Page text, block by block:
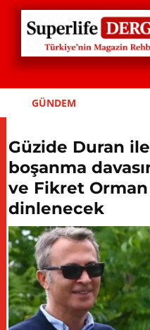
GÜNDEM
Güzide Duran
boşanma
ve Fikret
dinlenecek